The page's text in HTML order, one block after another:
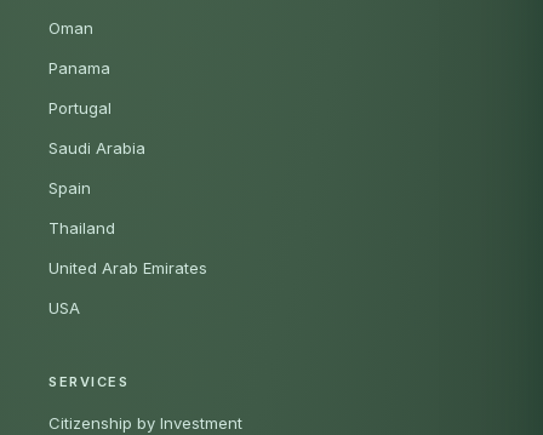
Oman
Panama
Portugal
Saudi Arabia
Spain
Thailand
United Arab Emirates
USA
SERVICES
Citizenship by Investment